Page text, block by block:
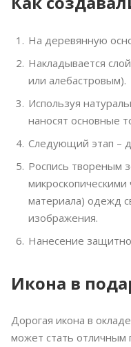
На деревянную
Накладывается
или алебастровым).
Используя
наносят основные
Следующий этап –
Роспись твореным
микроскопическими
материала) одежд
изображения.
Нанесение
Икона в
Дорогая икона в
может стать отличным